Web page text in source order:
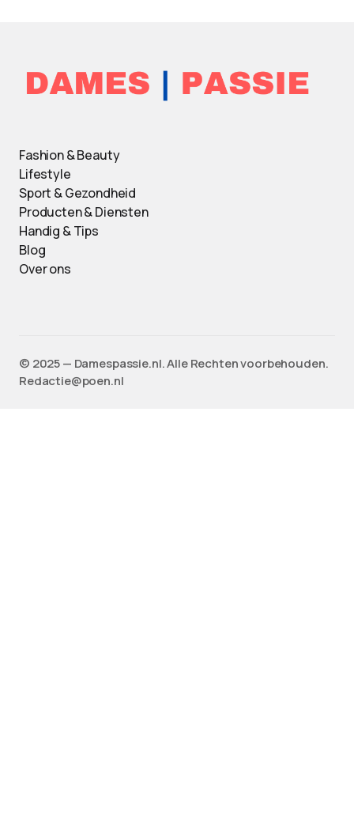
Fashion & Beauty
Lifestyle
Sport & Gezondheid
Producten & Diensten
Handig & Tips
Blog
Over ons
©️ 2025 — Damespassie.nl. Alle Rechten voorbehouden.
Redactie@poen.nl